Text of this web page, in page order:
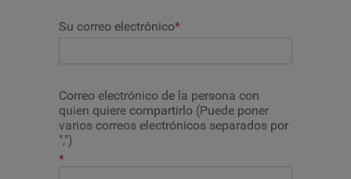
Su correo electrónico*
Correo electrónico de la persona con
quien quiere compartirlo (Puede poner
varios correos electrónicos separados por
",")
*